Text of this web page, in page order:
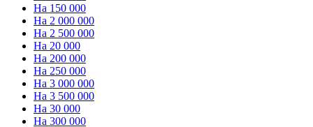
На 150 000
На 2 000 000
На 2 500 000
На 20 000
На 200 000
На 250 000
На 3 000 000
На 3 500 000
На 30 000
На 300 000